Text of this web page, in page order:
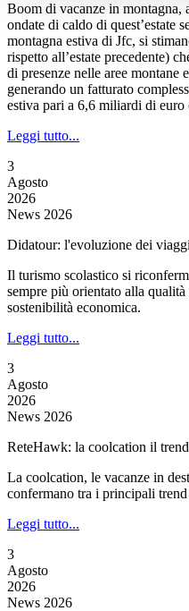
Boom di vacanze in montagna,
ondate di caldo di quest’estate
montagna estiva di Jfc, si
rispetto all’estate precedente)
di presenze nelle aree montane
generando un fatturato
estiva pari a 6,6 miliardi di euro
Leggi tutto...
3
Agosto
2026
News 2026
Didatour: l'evoluzione dei
Il turismo scolastico si
sempre più orientato alla
sostenibilità economica.
Leggi tutto...
3
Agosto
2026
News 2026
ReteHawk: la coolcation il
La coolcation, le vacanze in
confermano tra i principali trend
Leggi tutto...
3
Agosto
2026
News 2026